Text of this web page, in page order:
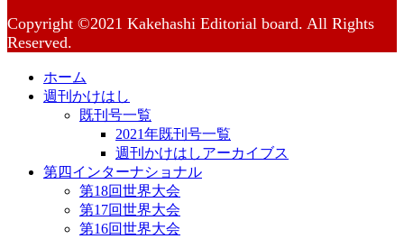
Copyright ©2021 Kakehashi Editorial board. All Rights
Reserved.
ホーム
週刊かけはし
既刊号一覧
2021年既刊号一覧
週刊かけはしアーカイブス
第四インターナショナル
第18回世界大会
第17回世界大会
第16回世界大会